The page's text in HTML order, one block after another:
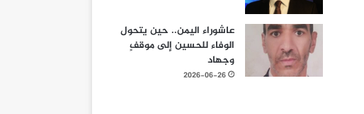
عاشوراء اليمن.. حين يتحول
الوفاء للحسين إلى موقفٍ
وجهاد
2026-06-26